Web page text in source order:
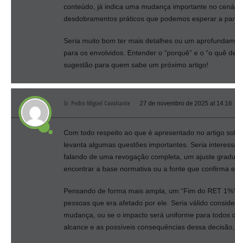
conteúdo, já indica uma mudança importante no
desdobramentos práticos que podemos esperar a
Seria muito bom ter mais detalhes ou um
para os envolvidos. Entender o “porquê” e o “o quê
sugestão para quem sabe um próximo artigo!
Sr. Pedro Miguel Cavalcante 27 de novembro de 2025 at 14:16
Com todo respeito ao que é apresentado no artigo
levanta algumas questões importantes. Seria
falando de uma revogação completa, um ajuste
encontrar a base normativa ou a fonte que confirma
Pensando de forma mais ampla, um “Fim do RET
pessoas que era afetado por ele. Seria válido
mudança, ou se o impacto será uniforme para todos
alcance e as possíveis consequências dessa